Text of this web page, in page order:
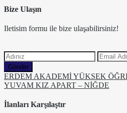
Bize Ulaşın
Iletisim formu ile bize ulaşabilirsiniz!
Gönder
ERDEM AKADEMİ YÜKSEK
YUVAM KIZ APART – NİĞDE
İlanları Karşılaştır